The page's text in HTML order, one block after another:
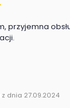
19 cm
przyjemna
dnia 27.09.2024